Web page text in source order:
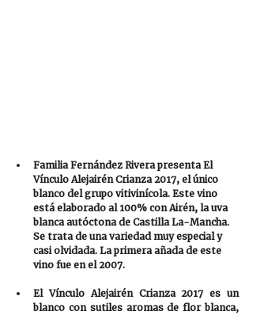
Familia Fernández Rivera presenta El
Vínculo Alejairén Crianza 2017, el único
blanco del grupo vitivinícola. Este vino
está elaborado al 100% con Airén, la uva
blanca autóctona de Castilla La-Mancha.
Se trata de una variedad muy especial y
casi olvidada. La primera añada de este
vino fue en el 2007.
El Vínculo Alejairén Crianza 2017 es un
blanco con sutiles aromas de flor blanca,